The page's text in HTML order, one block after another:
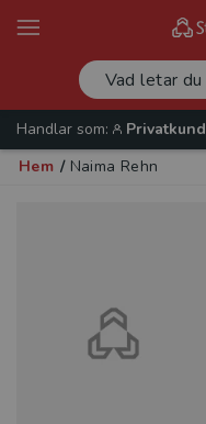
Handlar som:
Privatkund
Hem / Naima Rehn